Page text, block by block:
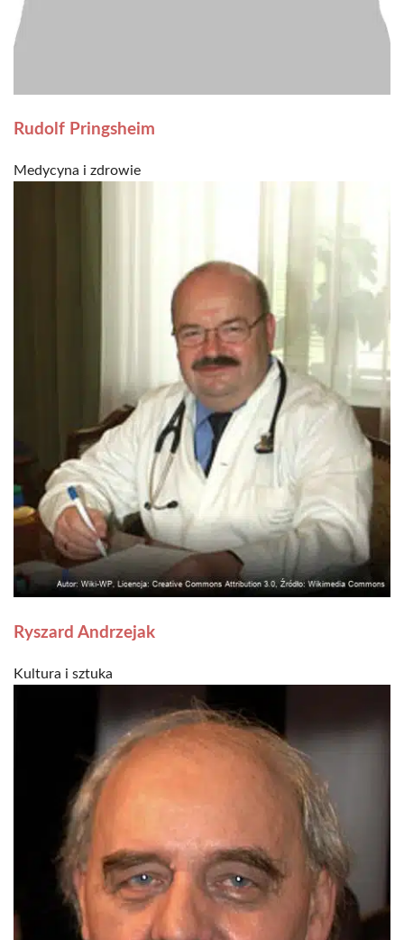
Rudolf Pringsheim
Medycyna i zdrowie
Ryszard Andrzejak
Kultura i sztuka